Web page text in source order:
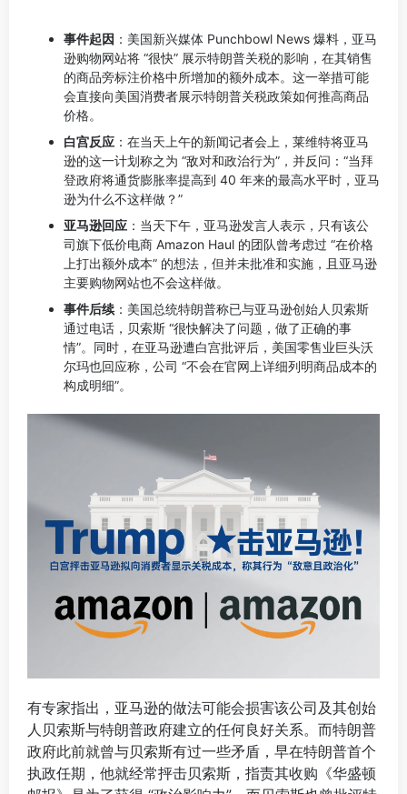
事件起因 ：美国新兴媒体 Punchbowl News 爆料，亚马
逊购物网站将 “很快” 展示特朗普关税的影响，在其销售
的商品旁标注价格中所增加的额外成本。这一举措可能
会直接向美国消费者展示特朗普关税政策如何推高商品
价格。
白宫反应 ：在当天上午的新闻记者会上，莱维特将亚马
逊的这一计划称之为 “敌对和政治行为”，并反问：“当拜
登政府将通货膨胀率提高到 40 年来的最高水平时，亚马
逊为什么不这样做？”
亚马逊回应 ：当天下午，亚马逊发言人表示，只有该公
司旗下低价电商 Amazon Haul 的团队曾考虑过 “在价格
上打出额外成本” 的想法，但并未批准和实施，且亚马逊
主要购物网站也不会这样做。
事件后续：美国总统特朗普称已与亚马逊创始人贝索斯
通过电话，贝索斯 “很快解决了问题，做了正确的事
情”。同时，在亚马逊遭白宫批评后，美国零售业巨头沃
尔玛也回应称，公司 “不会在官网上详细列明商品成本的
构成明细”。
有专家指出，亚马逊的做法可能会损害该公司及其创始
人贝索斯与特朗普政府建立的任何良好关系。而特朗普
政府此前就曾与贝索斯有过一些矛盾，早在特朗普首个
执政任期，他就经常抨击贝索斯，指责其收购《华盛顿